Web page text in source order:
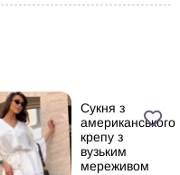
Сукня з
американського
крепу з
вузьким
мереживом